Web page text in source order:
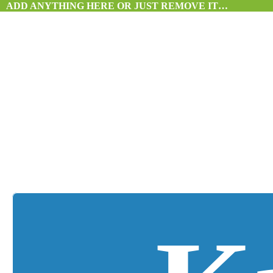
ADD ANYTHING HERE OR JUST REMOVE IT…